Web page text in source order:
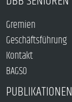
Gremien
Geschäftsführung
Kontakt
BAGSO
PUBLIKATIONEN